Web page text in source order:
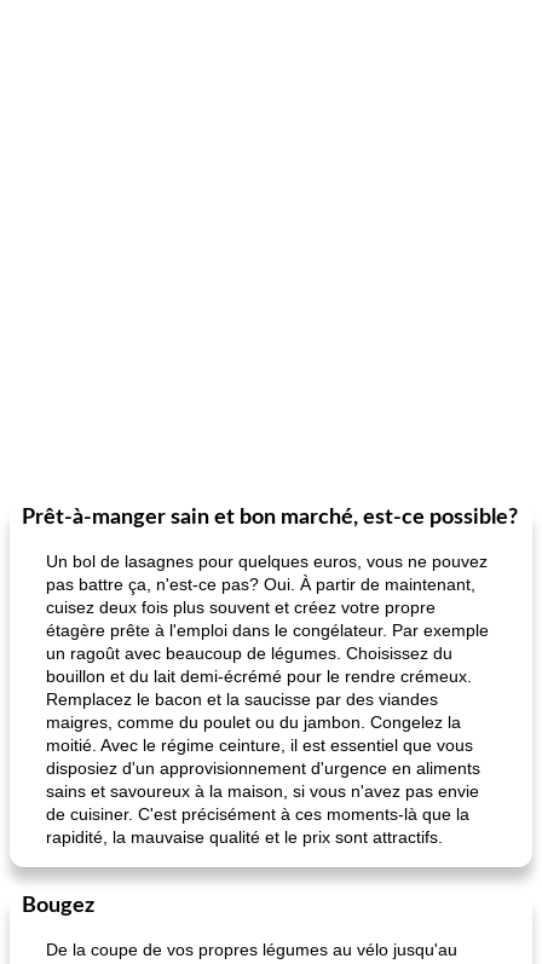
Prêt-à-manger sain et bon marché, est-ce possible?
Un bol de lasagnes pour quelques euros, vous ne pouvez
pas battre ça, n'est-ce pas? Oui. À partir de maintenant,
cuisez deux fois plus souvent et créez votre propre
étagère prête à l'emploi dans le congélateur. Par exemple
un ragoût avec beaucoup de légumes. Choisissez du
bouillon et du lait demi-écrémé pour le rendre crémeux.
Remplacez le bacon et la saucisse par des viandes
maigres, comme du poulet ou du jambon. Congelez la
moitié. Avec le régime ceinture, il est essentiel que vous
disposiez d'un approvisionnement d'urgence en aliments
sains et savoureux à la maison, si vous n'avez pas envie
de cuisiner. C'est précisément à ces moments-là que la
rapidité, la mauvaise qualité et le prix sont attractifs.
Bougez
De la coupe de vos propres légumes au vélo jusqu'au